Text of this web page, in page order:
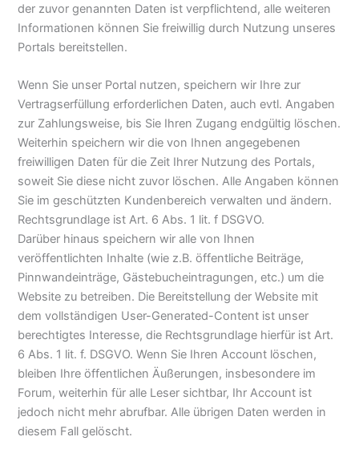
der zuvor genannten Daten ist verpflichtend, alle weiteren
Informationen können Sie freiwillig durch Nutzung unseres
Portals bereitstellen.
Wenn Sie unser Portal nutzen, speichern wir Ihre zur
Vertragserfüllung erforderlichen Daten, auch evtl. Angaben
zur Zahlungsweise, bis Sie Ihren Zugang endgültig löschen.
Weiterhin speichern wir die von Ihnen angegebenen
freiwilligen Daten für die Zeit Ihrer Nutzung des Portals,
soweit Sie diese nicht zuvor löschen. Alle Angaben können
Sie im geschützten Kundenbereich verwalten und ändern.
Rechtsgrundlage ist Art. 6 Abs. 1 lit. f DSGVO.
Darüber hinaus speichern wir alle von Ihnen
veröffentlichten Inhalte (wie z.B. öffentliche Beiträge,
Pinnwandeinträge, Gästebucheintragungen, etc.) um die
Website zu betreiben. Die Bereitstellung der Website mit
dem vollständigen User-Generated-Content ist unser
berechtigtes Interesse, die Rechtsgrundlage hierfür ist Art.
6 Abs. 1 lit. f. DSGVO. Wenn Sie Ihren Account löschen,
bleiben Ihre öffentlichen Äußerungen, insbesondere im
Forum, weiterhin für alle Leser sichtbar, Ihr Account ist
jedoch nicht mehr abrufbar. Alle übrigen Daten werden in
diesem Fall gelöscht.